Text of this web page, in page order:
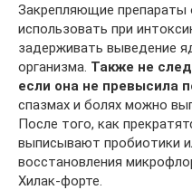
Закрепляющие препараты
использовать при
задерживать выведение
организма. Также не
если она не превысила
спазмах и болях можно
После того, как
выписывают пробиотики
восстановления
Хилак-форте.